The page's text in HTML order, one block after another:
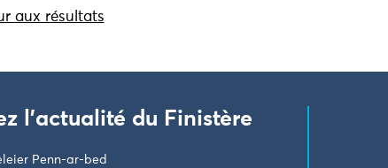
aux résultats
l'actualité du Finistère
Penn-ar-bed